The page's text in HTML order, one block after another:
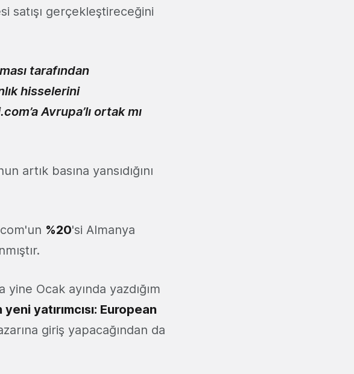
satışı gerçekleştireceğini
tarafından
hisselerini
Avrupa’lı ortak mı
artık basına yansıdığını
%20'si Almanya
Ocak ayında yazdığım
yatırımcısı: European
giriş yapacağından da